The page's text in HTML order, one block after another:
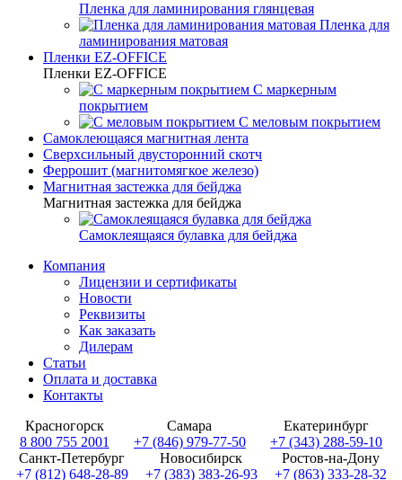
Пленка для ламинирования глянцевая
Пленка для
ламинирования матовая
Пленки EZ-OFFICE
Пленки EZ-OFFICE
С маркерным
покрытием
С меловым покрытием
Самоклеющаяся магнитная лента
Сверхсильный двусторонний скотч
Феррошит (магнитомягкое железо)
Магнитная застежка для бейджа
Магнитная застежка для бейджа
Самоклеящаяся булавка для бейджа
Компания
Лицензии и сертификаты
Новости
Реквизиты
Как заказать
Дилерам
Статьи
Оплата и доставка
Контакты
Красногорск
8 800 755 2001
Самара
+7 (846) 979-77-50
Екатеринбург
+7 (343) 288-59-10
Санкт-Петербург
+7 (812) 648-28-89
Новосибирск
+7 (383) 383-26-93
Ростов-на-Дону
+7 (863) 333-28-32